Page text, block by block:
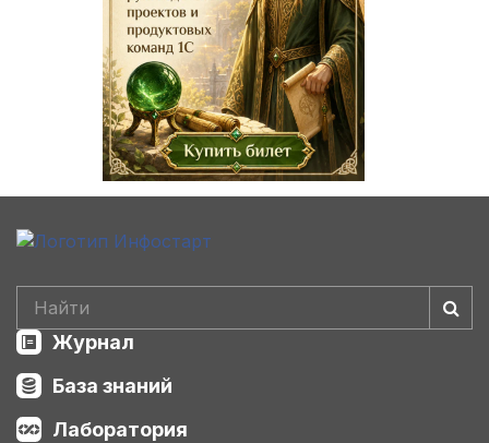
Журнал
База знаний
Лаборатория